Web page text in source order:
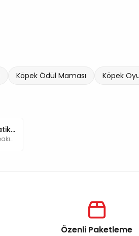
Köpek Ödül Maması Köpek
Evde Köpek Bakımı: Pratik İpuçları ve Gündelik Rutinler
Bu yazımızda evde köpek bakımıyla ilgili bilmeniz gerekenleri ve oluşturmanız gereken rutinleri adım adım ele alacağız.
Özenli Paketleme